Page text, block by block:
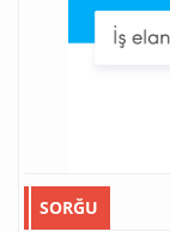
SORĞU